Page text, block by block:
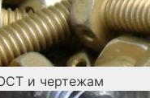
и чертежам